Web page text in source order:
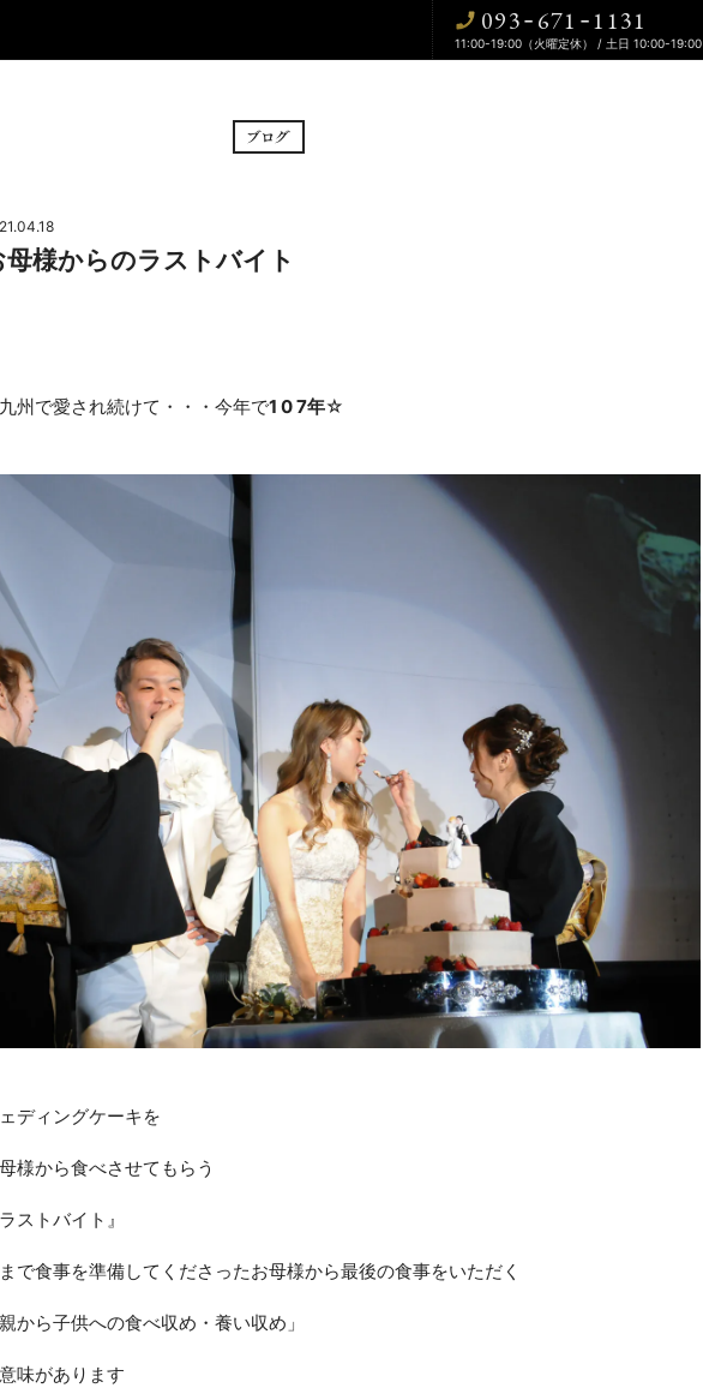
093- 671 -1131
11:00-19:00（火曜定休） / 土日 10:00-19:00
BRIDAL FAIR
CUISINE
DRESS BLOG
CONTACT
母様からのラストバイト
州で愛され続けて・・・今年で1 0 7年☆
ディングケーキを
様から食べさせてもらう
ラストバイト』
で食事を準備してくださったお母様から最後の食事をいただく
親から子供への食べ収め・養い収め」
味があります